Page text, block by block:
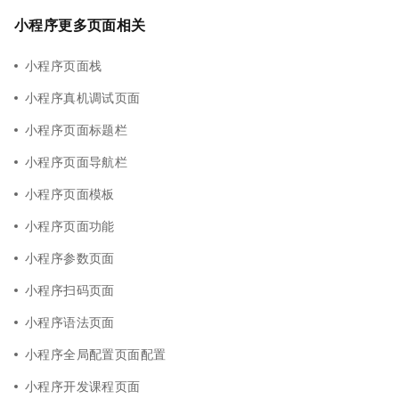
小程序更多页面相关
小程序页面栈
小程序真机调试页面
小程序页面标题栏
小程序页面导航栏
小程序页面模板
小程序页面功能
小程序参数页面
小程序扫码页面
小程序语法页面
小程序全局配置页面配置
小程序开发课程页面